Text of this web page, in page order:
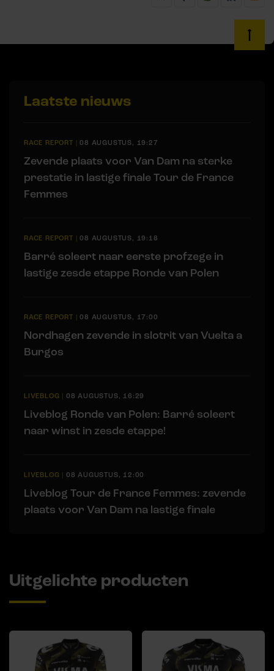
Laatste nieuws
RACE REPORT |08 AUGUSTUS, 19:27
Zevende plaats voor Van Dam na sterke
prestatie in lastige finale Tour de France
Femmes
RACE REPORT |08 AUGUSTUS, 19:18
Barré soleert naar eerste profzege in
lastige zesde etappe Ronde van Polen
RACE REPORT |08 AUGUSTUS, 17:00
Nordhagen zevende in slotrit van Vuelta a
Burgos
LIVEBLOG 08 AUGUSTUS, 16:29
Liveblog Ronde van Polen: Barré soleert
naar winst in zesde etappe!
LIVEBLOG 08 AUGUSTUS, 12:00
Liveblog Tour de France Femmes: zevende
plaats voor Van Dam na lastige finale
Uitgelichte producten